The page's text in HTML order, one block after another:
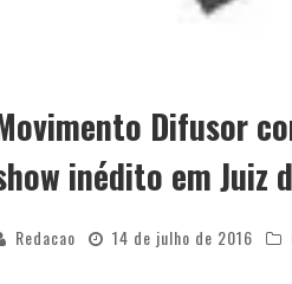
Difusor
inédito em Juiz
Redacao 14 de julho de 2016